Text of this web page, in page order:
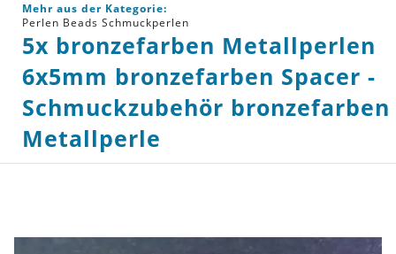
Mehr aus der Kategorie:
Perlen Beads Schmuckperlen
5x bronzefarben Metallperlen
6x5mm bronzefarben Spacer -
Schmuckzubehör bronzefarben
Metallperle